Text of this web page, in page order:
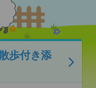
歩付き添